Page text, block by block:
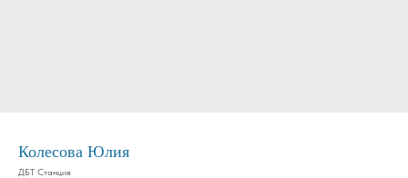
Колесова Юлия
ДБТ Станция